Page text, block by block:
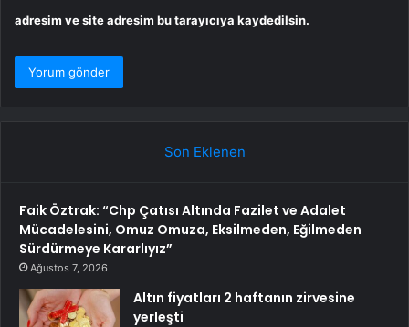
adresim ve site adresim bu tarayıcıya kaydedilsin.
Son Eklenen
Faik Öztrak: “Chp Çatısı Altında Fazilet ve Adalet
Mücadelesini, Omuz Omuza, Eksilmeden, Eğilmeden
Sürdürmeye Kararlıyız”
Ağustos 7, 2026
Altın fiyatları 2 haftanın zirvesine
yerleşti